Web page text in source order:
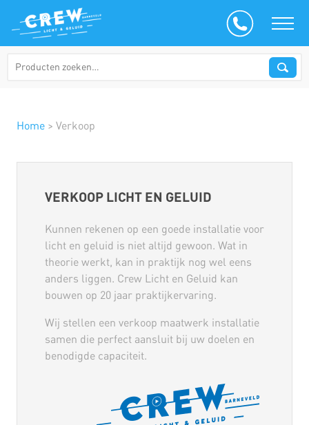
Home > Verkoop
VERKOOP LICHT EN GELUID
Kunnen rekenen op een goede installatie voor
licht en geluid is niet altijd gewoon. Wat in
theorie werkt, kan in praktijk nog wel eens
anders liggen. Crew Licht en Geluid kan
bouwen op 20 jaar praktijkervaring.
Wij stellen een verkoop maatwerk installatie
samen die perfect aansluit bij uw doelen en
benodigde capaciteit.